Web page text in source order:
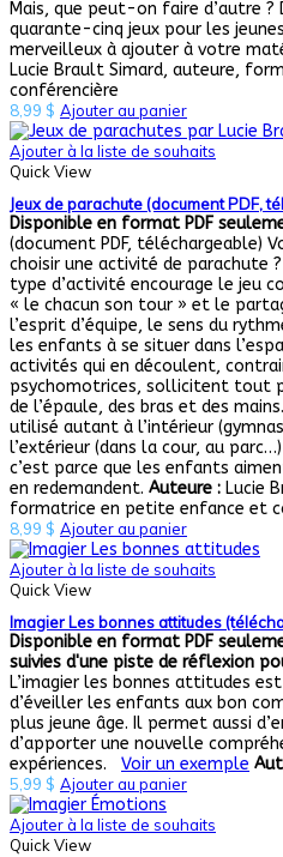
Mais, que peut-on faire d’autre ?
quarante-cinq jeux pour les
merveilleux à ajouter à votre
Lucie Brault Simard, auteure,
conférencière
8,99 $ Ajouter au panier
Ajouter à la liste de souhaits
Quick View
Jeux de parachute (document PDF,
Disponible en format PDF
(document PDF, téléchargeable)
choisir une activité de parachute
type d’activité encourage le jeu
« le chacun son tour » et le
l’esprit d’équipe, le sens du
les enfants à se situer dans
activités qui en découlent,
psychomotrices, sollicitent tout
de l’épaule, des bras et des
utilisé autant à l’intérieur
l’extérieur (dans la cour, au
c’est parce que les enfants
en redemandent. Auteure : Lucie
formatrice en petite enfance et
8,99 $ Ajouter au panier
Ajouter à la liste de souhaits
Quick View
Imagier Les bonnes attitudes
Disponible en format PDF
suivies d'une piste de réflexion
L’imagier les bonnes attitudes
d’éveiller les enfants aux bon
plus jeune âge. Il permet aussi
d’apporter une nouvelle
expériences. Voir un exemple
5,99 $ Ajouter au panier
Ajouter à la liste de souhaits
Quick View